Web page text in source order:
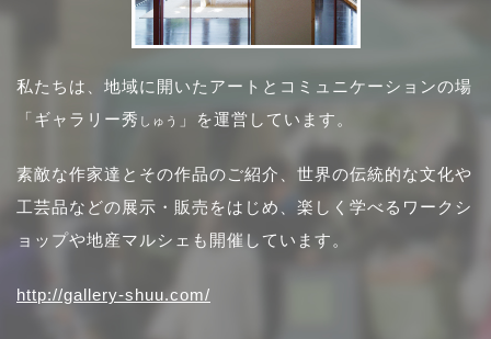
私たちは、地域に開いたアートとコミュニケーションの場
「ギャラリー秀 しゅう 」を運営しています。
素敵な作家達とその作品のご紹介、世界の伝統的な文化や
工芸品などの展示・販売をはじめ、楽しく学べるワークシ
ョップや地産マルシェも開催しています。
http://gallery-shuu.com/